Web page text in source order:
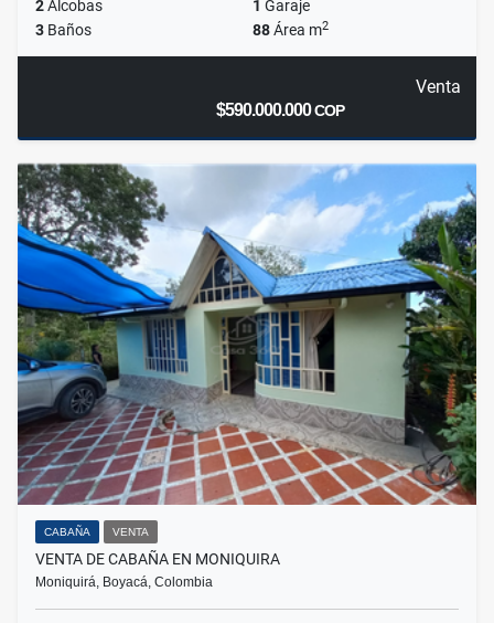
2Alcobas 1 Garaje
3 Baños 88Área m2
Venta
$590.000.000COP
CABAÑA VENTA
VENTA DE CABAÑA EN MONIQUIRA
Moniquirá, Boyacá, Colombia